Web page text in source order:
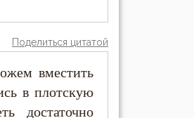
Поделиться цитатой
вместить
в плотскую
достаточно